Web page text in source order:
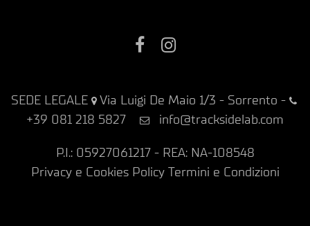
Facebook
SEDE LEGALE Via Luigi De Maio 1/3 - Sorrento -
+39 081 218 5827
info@tracksidelab.com
P.I.: 05927061217 - REA: NA-108548
Privacy e Cookies Policy Termini e Condizioni